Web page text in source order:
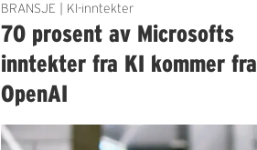
BRANSJE | KI-inntekter
70 prosent av Microsofts
inntekter fra KI kommer fra
OpenAI